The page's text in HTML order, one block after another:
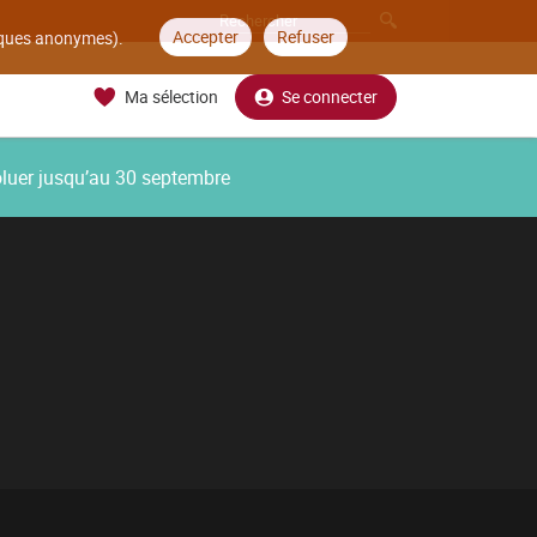
anonymes). Accepter Refuser
Ma sélection Se connecter
jusqu’au 30 septembre